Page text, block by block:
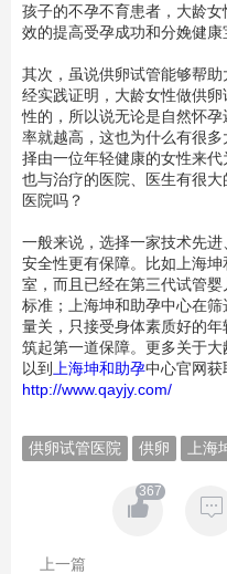
孩子的不孕不育患者，大龄
效的提高受孕成功和分娩健康
其次，虽说供卵试管能够帮
经实践证明，大龄女性做供
性的，所以说无论是自然怀
率就越高，这也为什么有很
择由一位年轻健康的女性来代
也与治疗的医院、医生有很
医院吗？
一般来说，选择一家技术先
安全性更有保障。比如上海
室，而且已经在第三代试管
标准；上海坤和助孕中心在
量关，只接受身体素质好的
筑起第一道保障。更多关于
以到
上海坤和助孕中心官网获
http://www.qayjy.com/
供卵试管医院 供卵 上海

367

上一篇